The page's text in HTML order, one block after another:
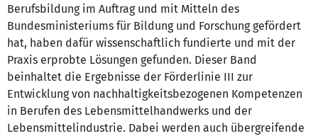
Berufsbildung im Auftrag und mit Mitteln des
Bundesministeriums für Bildung und Forschung gefördert
hat, haben dafür wissenschaftlich fundierte und mit der
Praxis erprobte Lösungen gefunden. Dieser Band
beinhaltet die Ergebnisse der Förderlinie III zur
Entwicklung von nachhaltigkeitsbezogenen Kompetenzen
in Berufen des Lebensmittelhandwerks und der
Lebensmittelindustrie. Dabei werden auch übergreifende